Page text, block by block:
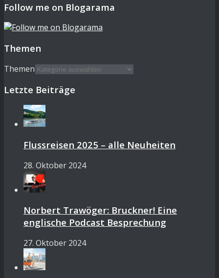
Follow me on Blogarama
Themen
Themen
Letzte Beiträge
Flussreisen 2025 – alle Neuheiten
28. Oktober 2024
Norbert Trawöger: Bruckner! Eine
englische Podcast Besprechung
27. Oktober 2024